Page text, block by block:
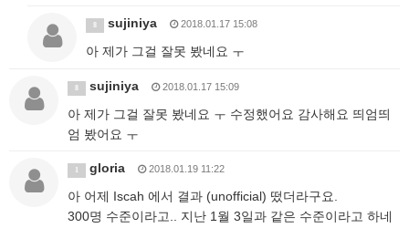
sujiniya 2018.01.17 15:08
아 제가 그걸 잘못 봤네요 ㅜ
sujiniya 2018.01.17 15:09
아 제가 그걸 잘못 봤네요 ㅜ 수정했어요 감사해요 띄엄띄
엄 봤어요 ㅜ
gloria 2018.01.19 11:22
아 어제 Iscah 에서 결과 (unofficial) 떴더라구요.
300명 수준이라고.. 지난 1월 3일과 같은 수준이라고 하네